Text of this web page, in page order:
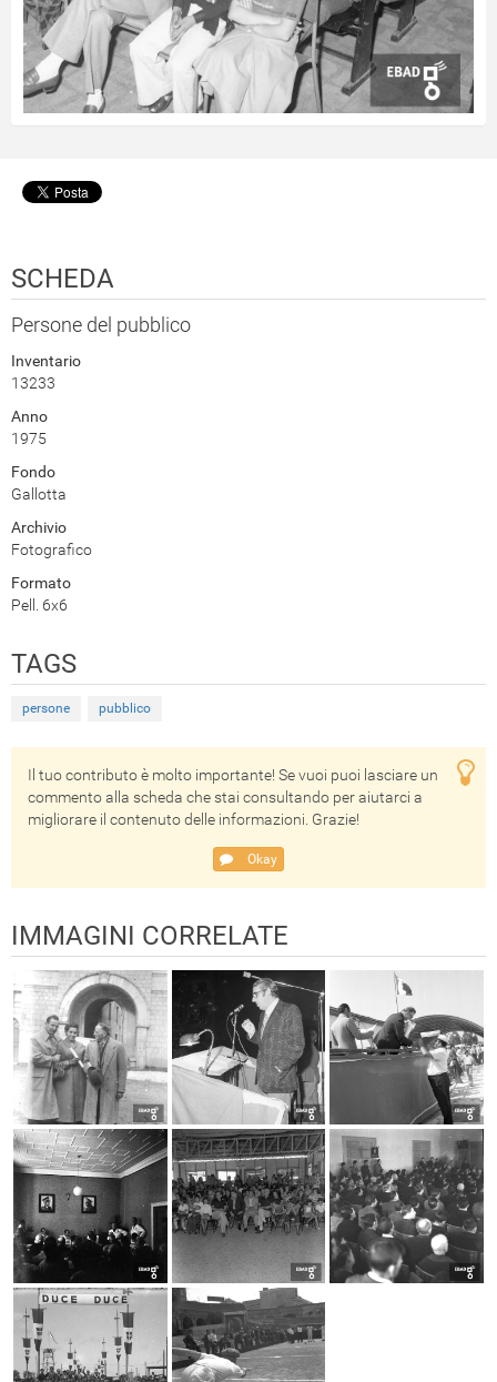
SCHEDA
Persone del pubblico
Inventario
13233
Anno
1975
Fondo
Gallotta
Archivio
Fotografico
Formato
Pell. 6x6
TAGS
persone pubblico
Il tuo contributo è molto importante! Se vuoi puoi lasciare un
commento alla scheda che stai consultando per aiutarci a
migliorare il contenuto delle informazioni. Grazie!
Okay
IMMAGINI CORRELATE